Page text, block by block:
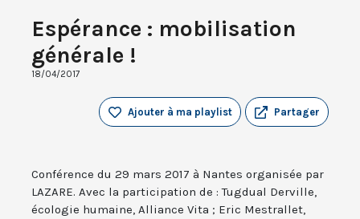
Espérance : mobilisation
générale !
18/04/2017
Partager
Ajouter à ma playlist
Conférence du 29 mars 2017 à Nantes organisée par
LAZARE. Avec la participation de : Tugdual Derville,
écologie humaine, Alliance Vita ; Eric Mestrallet,